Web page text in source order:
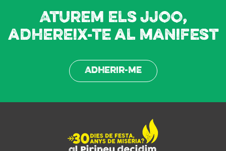
Aturem els JJOO,
adhereix-te al manifest
Adherir-me